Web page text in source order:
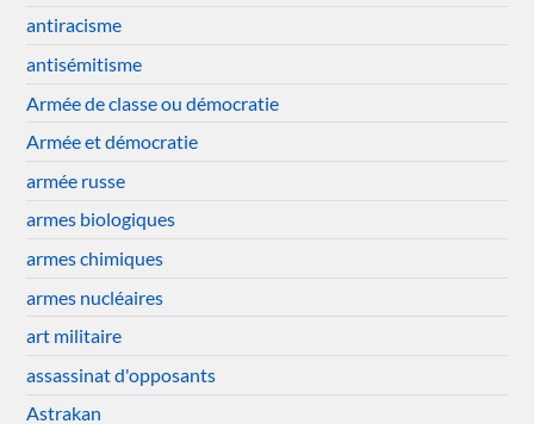
antiracisme
antisémitisme
Armée de classe ou démocratie
Armée et démocratie
armée russe
armes biologiques
armes chimiques
armes nucléaires
art militaire
assassinat d'opposants
Astrakan